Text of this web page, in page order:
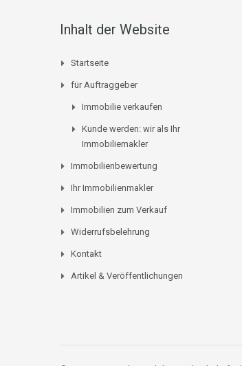
Inhalt der Website
Startseite
für Auftraggeber
Immobilie verkaufen
Kunde werden: wir als Ihr
Immobiliemakler
Immobilienbewertung
Ihr Immobilienmakler
Immobilien zum Verkauf
Widerrufsbelehrung
Kontakt
Artikel & Veröffentlichungen